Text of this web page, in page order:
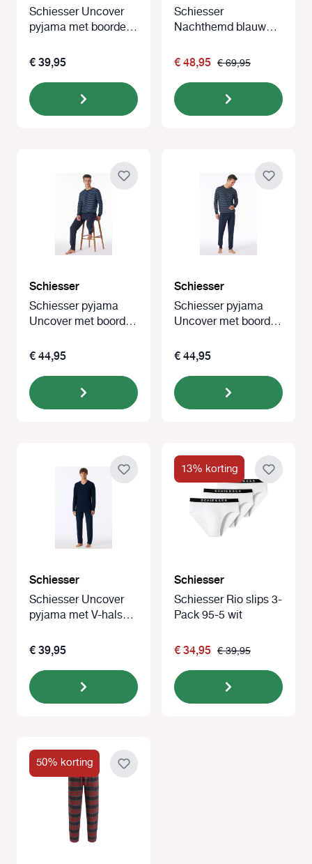
Schiesser Uncover
pyjama met boorden
€ 39,95
Schiesser
Nachthemd blauw
€ 48,95 € 69,95
Schiesser
Schiesser pyjama
Uncover met boorden
€ 44,95
Schiesser
Schiesser pyjama
Uncover met boorden
€ 44,95
Schiesser
Schiesser Uncover
pyjama met V-hals
€ 39,95
13% korting
Schiesser
Schiesser Rio slips 3-
Pack 95-5 wit
€ 34,95 € 39,95
50% korting